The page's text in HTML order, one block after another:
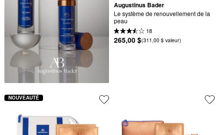
Augustinus Bader
Le système de renouvellement de la
peau
18
265,00 $(311,00 $ valeur)
NOUVEAUTÉ